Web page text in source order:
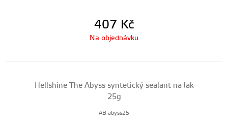
407 Kč
Na objednávku
Hellshine The Abyss syntetický sealant na lak
25g
AB-abyss25